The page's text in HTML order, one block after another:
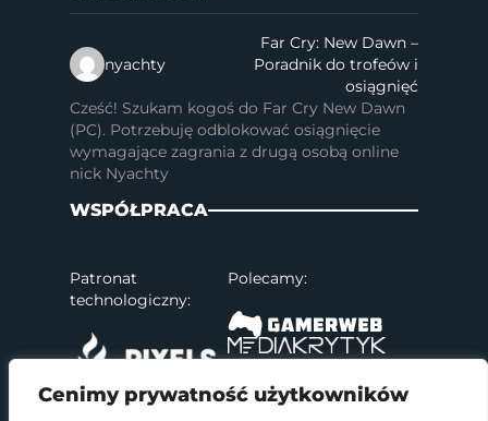
Cenimy prywatność użytkowników
nyachty
Far Cry: New Dawn –
Poradnik do trofeów i
osiągnięć
Cześć! Szukam kogoś do Far Cry New Dawn
(PC). Potrzebuję odblokować osiągnięcie
wymagające zagrania z drugą osobą online
nick Nyachty
WSPÓŁPRACA
Patronat
technologiczny:
Polecamy: